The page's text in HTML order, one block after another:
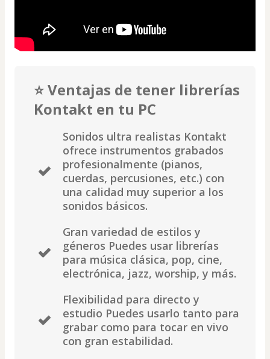
⭐ Ventajas de tener librerías
Kontakt en tu PC
Sonidos ultra realistas Kontakt
ofrece instrumentos grabados
profesionalmente (pianos,
cuerdas, percusiones, etc.) con
una calidad muy superior a los
sonidos básicos.
Gran variedad de estilos y
géneros Puedes usar librerías
para música clásica, pop, cine,
electrónica, jazz, worship, y más.
Flexibilidad para directo y
estudio Puedes usarlo tanto para
grabar como para tocar en vivo
con gran estabilidad.